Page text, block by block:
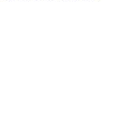
minutes de
transports publics :
foulées et
à pied.